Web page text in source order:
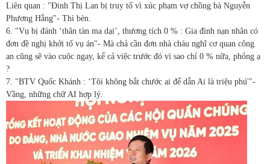
Liên quan : "Đinh Thị Lan bị truy tố vì xúc phạm vợ chồng bà Nguyễn
Phương Hằng"- Thì bèn.
6. "Vụ bị đánh ‘thân tàn ma dại’, thương tích 0 % : Gia đình nạn nhân có
đơn đề nghị khởi tố vụ án"- Mà chả cần đơn nhà cháu nghĩ cơ quan công
an cũng sẽ vào cuộc ngay, kể cả việc trước đó vì sao chỉ 0 % nữa, phỏng ạ
?
7. "BTV Quốc Khánh : ‘Tôi không bắt chước ai để dẫn Ai là triệu phú'"-
Vầng, những chữ AI hợp lý.